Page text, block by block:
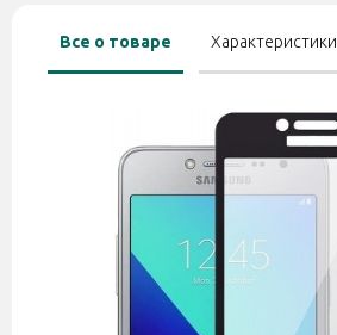
Все о товаре Характеристики